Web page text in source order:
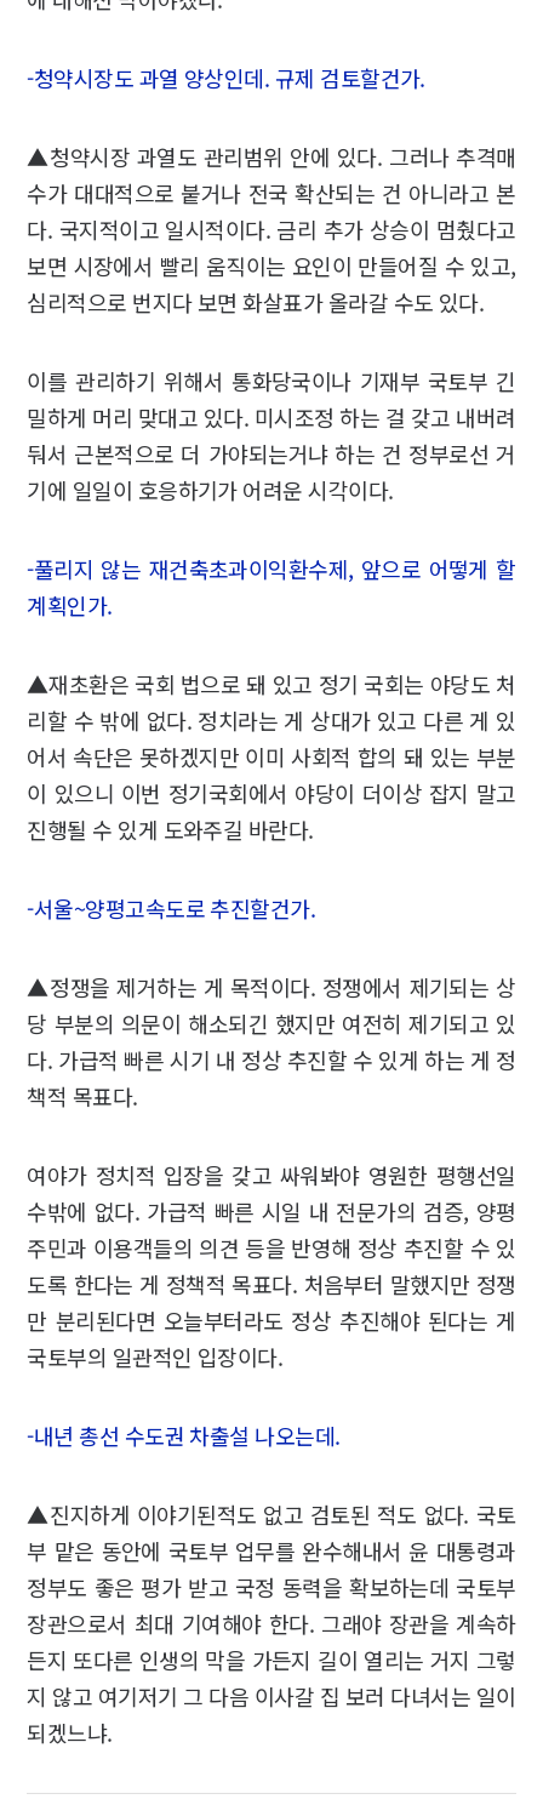
-청약시장도 과열 양상인데. 규제 검토할건가.
▲청약시장 과열도 관리범위 안에 있다. 그러나 추격매
수가 대대적으로 붙거나 전국 확산되는 건 아니라고 본
다. 국지적이고 일시적이다. 금리 추가 상승이 멈췄다고
보면 시장에서 빨리 움직이는 요인이 만들어질 수 있고,
심리적으로 번지다 보면 화살표가 올라갈 수도 있다.
이를 관리하기 위해서 통화당국이나 기재부 국토부 긴
밀하게 머리 맞대고 있다. 미시조정 하는 걸 갖고 내버려
둬서 근본적으로 더 가야되는거냐 하는 건 정부로선 거
기에 일일이 호응하기가 어려운 시각이다.
-풀리지 않는 재건축초과이익환수제, 앞으로 어떻게 할
계획인가.
▲재초환은 국회 법으로 돼 있고 정기 국회는 야당도 처
리할 수 밖에 없다. 정치라는 게 상대가 있고 다른 게 있
어서 속단은 못하겠지만 이미 사회적 합의 돼 있는 부분
이 있으니 이번 정기국회에서 야당이 더이상 잡지 말고
진행될 수 있게 도와주길 바란다.
-서울~양평고속도로 추진할건가.
▲정쟁을 제거하는 게 목적이다. 정쟁에서 제기되는 상
당 부분의 의문이 해소되긴 했지만 여전히 제기되고 있
다. 가급적 빠른 시기 내 정상 추진할 수 있게 하는 게 정
책적 목표다.
여야가 정치적 입장을 갖고 싸워봐야 영원한 평행선일
수밖에 없다. 가급적 빠른 시일 내 전문가의 검증, 양평
주민과 이용객들의 의견 등을 반영해 정상 추진할 수 있
도록 한다는 게 정책적 목표다. 처음부터 말했지만 정쟁
만 분리된다면 오늘부터라도 정상 추진해야 된다는 게
국토부의 일관적인 입장이다.
-내년 총선 수도권 차출설 나오는데.
▲진지하게 이야기된적도 없고 검토된 적도 없다. 국토
부 맡은 동안에 국토부 업무를 완수해내서 윤 대통령과
정부도 좋은 평가 받고 국정 동력을 확보하는데 국토부
장관으로서 최대 기여해야 한다. 그래야 장관을 계속하
든지 또다른 인생의 막을 가든지 길이 열리는 거지 그렇
지 않고 여기저기 그 다음 이사갈 집 보러 다녀서는 일이
되겠느냐.